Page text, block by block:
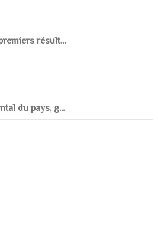
résult...
du pays, g...